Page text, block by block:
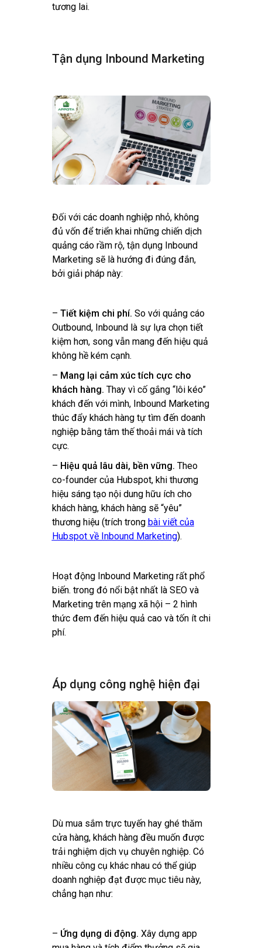
tương lai.
Tận dụng Inbound Marketing
Đối với các doanh nghiệp nhỏ, không
đủ vốn để triển khai những chiến dịch
quảng cáo rầm rộ, tận dụng Inbound
Marketing sẽ là hướng đi đúng đắn,
bởi giải pháp này:
– Tiết kiệm chi phí. So với quảng cáo
Outbound, Inbound là sự lựa chọn tiết
kiệm hơn, song vẫn mang đến hiệu quả
không hề kém cạnh.
– Mang lại cảm xúc tích cực cho
khách hàng. Thay vì cố gắng “lôi kéo”
khách đến với mình, Inbound Marketing
thúc đẩy khách hàng tự tìm đến doanh
nghiệp bằng tâm thế thoải mái và tích
cực.
– Hiệu quả lâu dài, bền vững. Theo
co-founder của Hubspot, khi thương
hiệu sáng tạo nội dung hữu ích cho
khách hàng, khách hàng sẽ “yêu”
thương hiệu (trích trong bài viết của
Hubspot về Inbound Marketing).
Hoạt động Inbound Marketing rất phổ
biến. trong đó nổi bật nhất là SEO và
Marketing trên mạng xã hội – 2 hình
thức đem đến hiệu quả cao và tốn ít chi
phí.
Áp dụng công nghệ hiện đại
Dù mua sắm trực tuyến hay ghé thăm
cửa hàng, khách hàng đều muốn được
trải nghiệm dịch vụ chuyên nghiệp. Có
nhiều công cụ khác nhau có thể giúp
doanh nghiệp đạt được mục tiêu này,
chẳng hạn như:
– Ứng dụng di động. Xây dựng app